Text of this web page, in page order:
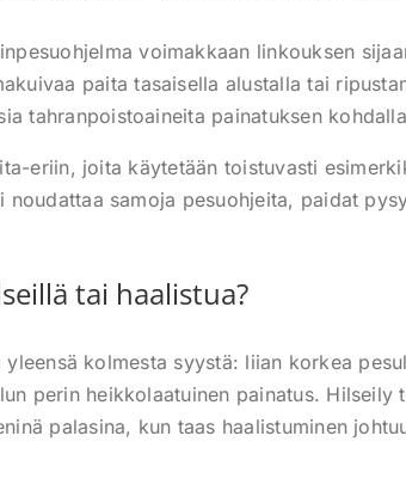
voimakkaan linkouksen
paita tasaisella alustalla tai
tahranpoistoaineita painatuksen kohdalla
eriin, joita käytetään toistuvasti
samoja pesuohjeita, paidat
tai haalistua?
kolmesta syystä: liian korkea
perin heikkolaatuinen painatus. Hilseily
palasina, kun taas haalistuminen